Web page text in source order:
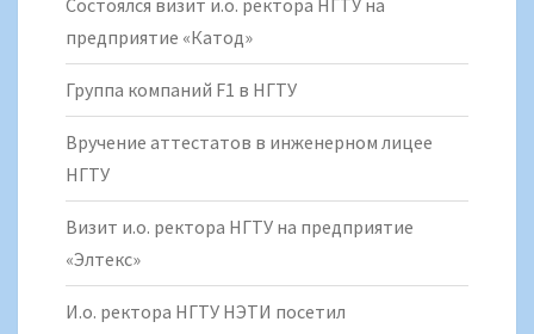
Состоялся визит и.о. ректора НГТУ на
предприятие «Катод»
Группа компаний F1 в НГТУ
Вручение аттестатов в инженерном лицее
НГТУ
Визит и.о. ректора НГТУ на предприятие
«Элтекс»
И.о. ректора НГТУ НЭТИ посетил